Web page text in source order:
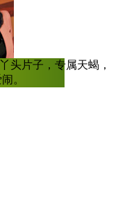
滨
头片子，专属天蝎，爱哭
。